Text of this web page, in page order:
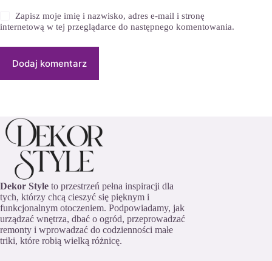
Zapisz moje imię i nazwisko, adres e-mail i stronę
internetową w tej przeglądarce do następnego komentowania.
Dodaj komentarz
Dekor Style to przestrzeń pełna inspiracji dla
tych, którzy chcą cieszyć się pięknym i
funkcjonalnym otoczeniem. Podpowiadamy, jak
urządzać wnętrza, dbać o ogród, przeprowadzać
remonty i wprowadzać do codzienności małe
triki, które robią wielką różnicę.